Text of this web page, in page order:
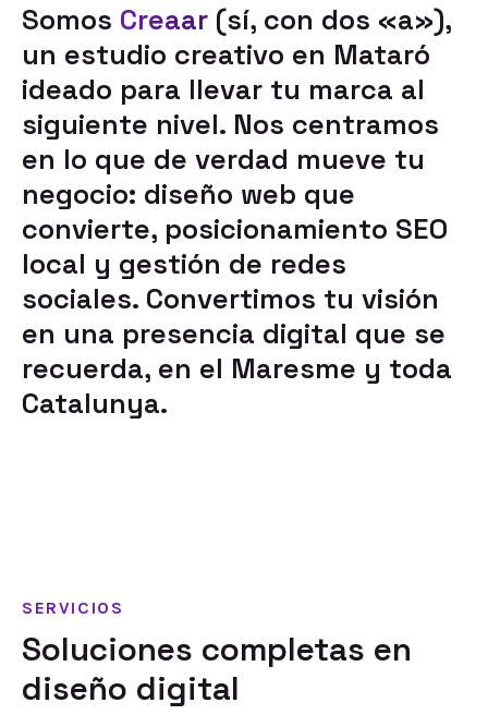
Somos Creaar (sí, con dos «a»),
un estudio creativo en Mataró
ideado para llevar tu marca al
siguiente nivel. Nos centramos
en lo que de verdad mueve tu
negocio: diseño web que
convierte, posicionamiento SEO
local y gestión de redes
sociales. Convertimos tu visión
en una presencia digital que se
recuerda, en el Maresme y toda
Catalunya.
SERVICIOS
Soluciones completas en
diseño digital